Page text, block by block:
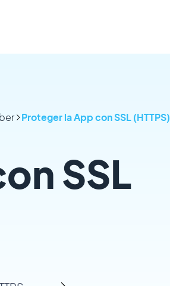
Proteger la App con SSL (HTTPS)
SSL